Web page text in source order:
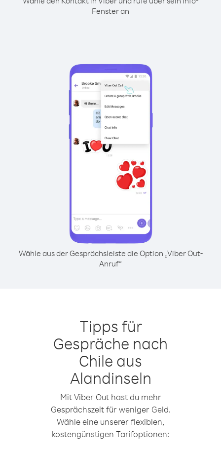
Fenster an
Wähle aus der Gesprächsleiste die Option „Viber Out-
Anruf“
Tipps für
Gespräche nach
Chile aus
Alandinseln
Mit Viber Out hast du mehr
Gesprächszeit für weniger Geld.
Wähle eine unserer flexiblen,
kostengünstigen Tarifoptionen: